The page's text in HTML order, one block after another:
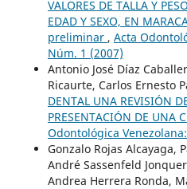
VALORES DE TALLA Y
EDAD Y SEXO, EN
preliminar , Acta
Núm. 1 (2007)
Antonio José Díaz
Ricaurte, Carlos Ernesto
DENTAL UNA REVISIÓN
PRESENTACIÓN DE UNA
Odontológica
Gonzalo Rojas Alcayaga,
André Sassenfeld
Andrea Herrera Ronda,